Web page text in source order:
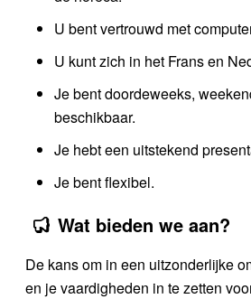
U bent vertrouwd met
U kunt zich in het Frans en
Je bent doordeweeks,
beschikbaar.
Je hebt een uitstekend
Je bent flexibel.
Wat bieden we aan?
De kans om in een uitzonderlijke
en je vaardigheden in te zetten